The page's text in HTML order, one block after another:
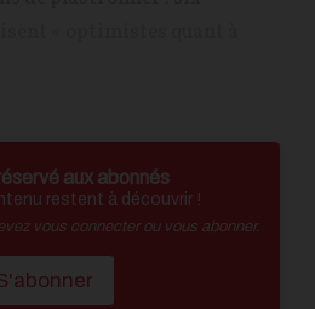
aux abonnés
restent à découvrir !
vous connecter ou vous abonner.